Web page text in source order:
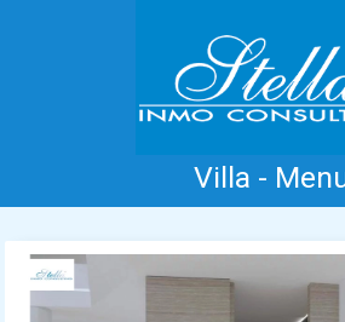
Villa -
Accueil Costa Blanca
Nouvelle Construction